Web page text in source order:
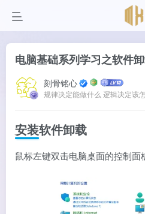
电脑基础系列学习之软件
刻骨铭心
安装软件卸载
鼠标左键双击电脑桌面的控制面